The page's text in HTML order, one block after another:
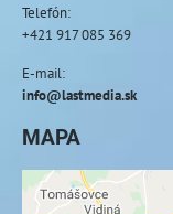
Telefón:
+421 917 085 369
E-mail:
info@lastmedia.sk
MAPA